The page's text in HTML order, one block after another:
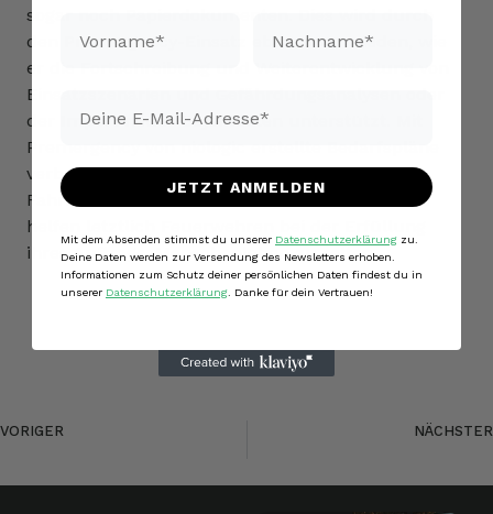
sogar noch Papierdokumenten. Dies wird durch
den Premergency-Einsatz ebenso vermieden, wie
er die Fortschreibung und Weiterentwicklung von
Einsatzszenarien und Gefährdungsanalysen oder
der Import neuer Objektdaten unterstützt. Mit
Premergency von niologic erstellte Bedarfspläne
verbessern die Planungssicherheit, optimieren
Fahrzeiten, verkürzen dadurch Hilfsfristen und
helfen letztlich Feuerwehren bei der Erfüllung
ihres Auftrags, Menschenleben zu retten.
VORIGER NÄCHSTER
JETZT ANMELDEN
Mit dem Absenden stimmst du unserer Datenschutzerklärung zu.
Deine Daten werden zur Versendung des Newsletters erhoben.
Informationen zum Schutz deiner persönlichen Daten findest du in
unserer Datenschutzerklärung . Danke für dein Vertrauen!